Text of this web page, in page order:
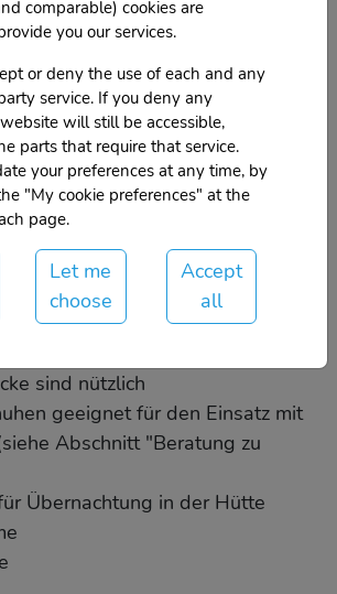
Presanellahttps://bit.ly/3aF6a4F
bringen
(siehe Abschnitt "Tipps
sind nützlich
geeignet für den Einsatz mit
Abschnitt "Beratung zu
Übernachtung in der Hütte
comparable) cookies are
you our services.
or deny the use of each and any
service. If you deny any
will still be accessible,
parts that require that service.
your preferences at any time, by
"My cookie preferences" at the
page.
Let me
choose
Accept
all